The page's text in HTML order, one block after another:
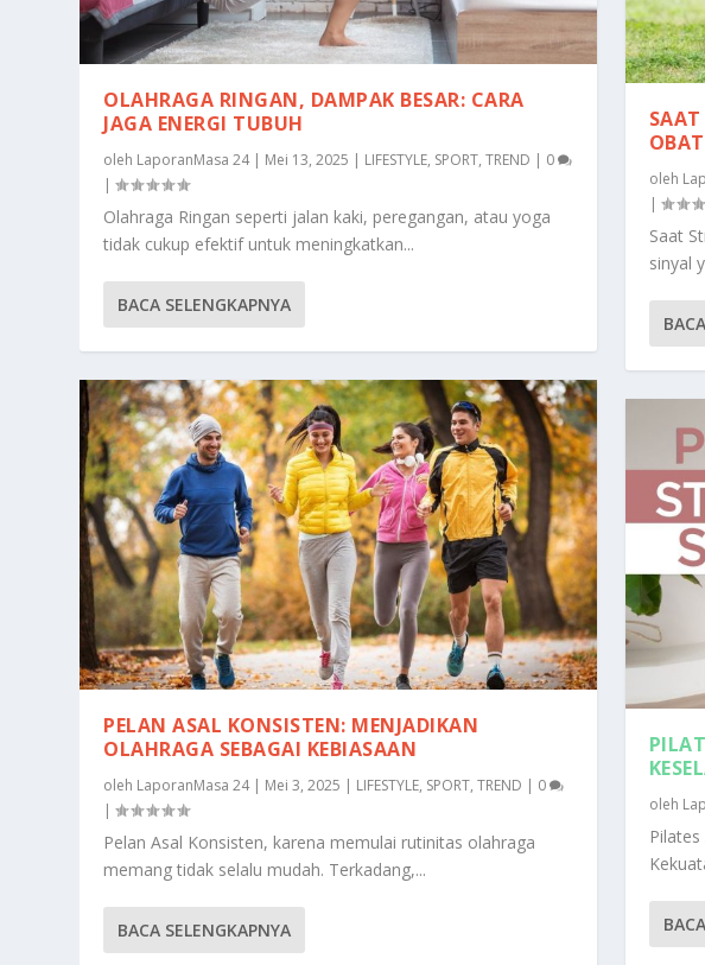
OLAHRAGA RINGAN, DAMPAK BESAR: CARA
JAGA ENERGI TUBUH
oleh LaporanMasa 24| Mei 13, 2025 | LIFESTYLE, SPORT,TREND | 0
|
Olahraga Ringan seperti jalan kaki, peregangan, atau yoga
tidak cukup efektif untuk meningkatkan...
BACA SELENGKAPNYA
PELAN ASAL KONSISTEN: MENJADIKAN
OLAHRAGA SEBAGAI KEBIASAAN
oleh LaporanMasa 24| Mei 3, 2025 | LIFESTYLE, SPORT,TREND | 0
|
Pelan Asal Konsisten, karena memulai rutinitas olahraga
memang tidak selalu mudah. Terkadang,...
BACA SELENGKAPNYA
oleh
|
Saat
sinyal
oleh